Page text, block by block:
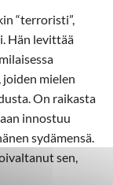
“terroristi”,
Hän levittää
joiden mielen
On raikasta
innostuu
sydämensä.
sen,